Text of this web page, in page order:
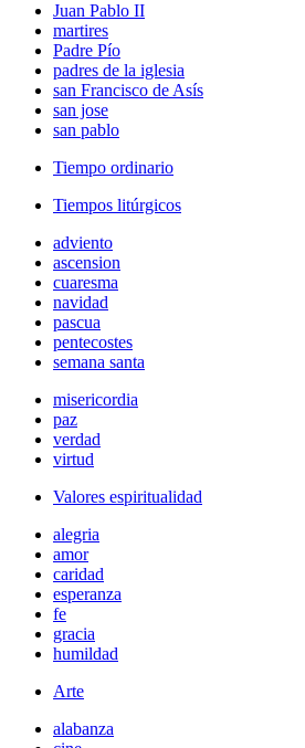
Juan Pablo II
martires
Padre Pío
padres de la iglesia
san Francisco de Asís
san jose
san pablo
Tiempo ordinario
Tiempos litúrgicos
adviento
ascension
cuaresma
navidad
pascua
pentecostes
semana santa
misericordia
paz
verdad
virtud
Valores espiritualidad
alegria
amor
caridad
esperanza
fe
gracia
humildad
Arte
alabanza